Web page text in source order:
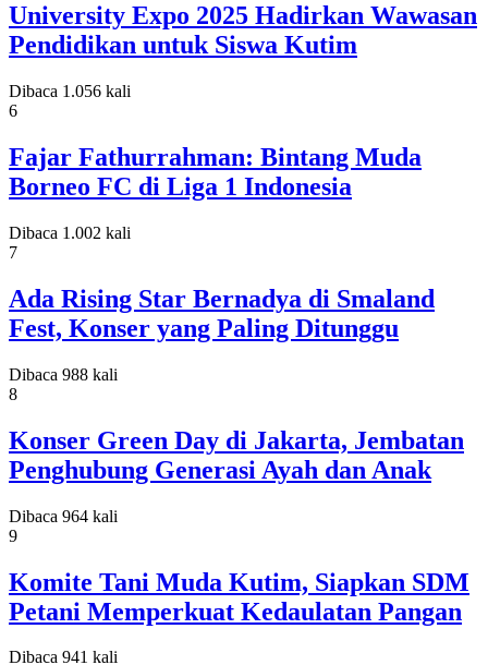
University Expo 2025 Hadirkan Wawasan
Pendidikan untuk Siswa Kutim
Dibaca 1.056 kali
6
Fajar Fathurrahman: Bintang Muda
Borneo FC di Liga 1 Indonesia
Dibaca 1.002 kali
7
Ada Rising Star Bernadya di Smaland
Fest, Konser yang Paling Ditunggu
Dibaca 988 kali
8
Konser Green Day di Jakarta, Jembatan
Penghubung Generasi Ayah dan Anak
Dibaca 964 kali
9
Komite Tani Muda Kutim, Siapkan SDM
Petani Memperkuat Kedaulatan Pangan
Dibaca 941 kali